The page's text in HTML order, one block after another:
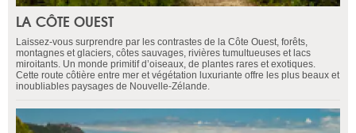
LA CÔTE OUEST
Laissez-vous surprendre par les contrastes de la Côte Ouest, forêts,
montagnes et glaciers, côtes sauvages, rivières tumultueuses et lacs
miroitants. Un monde primitif d’oiseaux, de plantes rares et exotiques.
Cette route côtière entre mer et végétation luxuriante offre les plus beaux et
inoubliables paysages de Nouvelle-Zélande.